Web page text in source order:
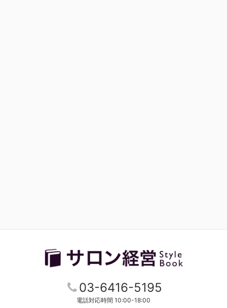
03-6416-5195
電話対応時間 10:00-18:00